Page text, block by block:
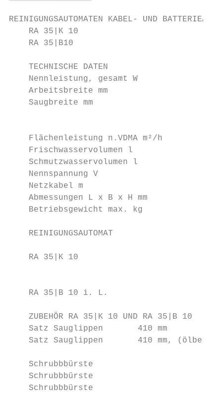
REINIGUNGSAUTOMATEN KABEL- UND
    RA 35|K 10
    RA 35|B10
TECHNISCHE DATEN
Nennleistung, gesamt W
Arbeitsbreite mm
Saugbreite mm
Flächenleistung n.VDMA m²/h
Frischwasservolumen l               10
Schmutzwasservolumen l
Nennspannung V
Netzkabel m                         12
Abmessungen L x B x H mm
Betriebsgewicht max. kg
REINIGUNGSAUTOMAT
RA 35|K 10
RA 35|B 10 i. L.
ZUBEHÖR RA 35|K 10 UND RA 35|B 10
Satz Sauglippen       410 mm
Satz Sauglippen       410 mm,
Schrubbbürste
Schrubbbürste
Schrubbbürste